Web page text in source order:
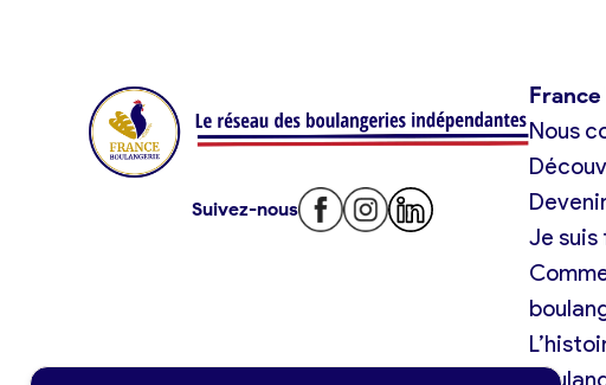
Je suis fournisseur
Suivez-nous
Nous
Je suis